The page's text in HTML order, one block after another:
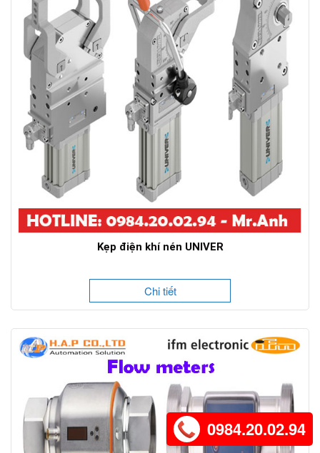
Kẹp điện khí nén UNIVER
Chi tiết
0984.20.02.94